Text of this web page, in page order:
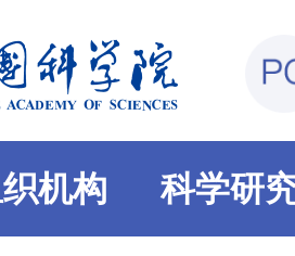
机构 科学研